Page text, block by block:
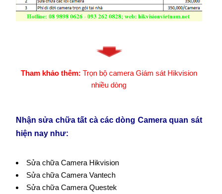
Tham khảo thêm: Trọn bộ camera Giám sát Hikvision
nhiều dòng
Nhận sửa chữa tất cà các dòng Camera quan sát
hiện nay như:
Sửa chữa Camera Hikvision
Sửa chữa Camera Vantech
Sửa chữa Camera Questek